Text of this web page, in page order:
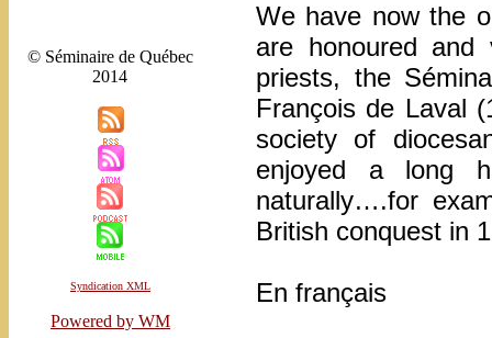
© Séminaire de Québec
2014
Syndication XML
Powered by WM
We have now the
are honoured
priests, the
François de Laval
society of
enjoyed a long
naturally….for
British conquest in
En français